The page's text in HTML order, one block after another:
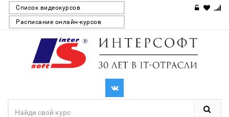
Список видеокурсов
Расписание онлайн-курсов